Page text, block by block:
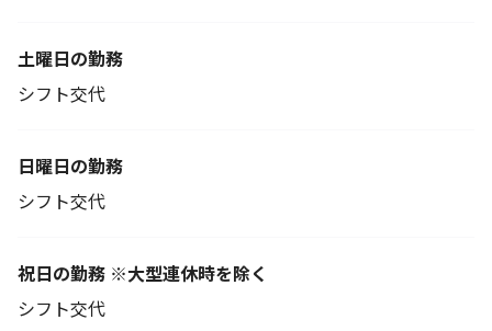
土曜日の勤務
シフト交代
日曜日の勤務
シフト交代
祝日の勤務 ※大型連休時を除く
シフト交代